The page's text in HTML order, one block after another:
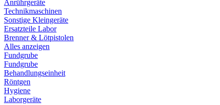
Anrührgeräte
Technikmaschinen
Sonstige Kleingeräte
Ersatzteile Labor
Brenner & Lötpistolen
Alles anzeigen
Fundgrube
Fundgrube
Behandlungseinheit
Röntgen
Hygiene
Laborgeräte